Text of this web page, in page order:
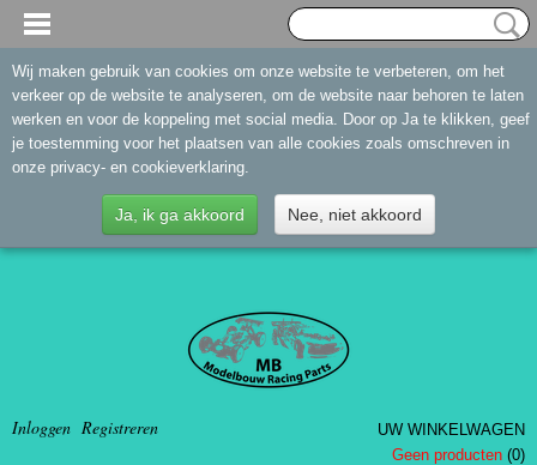
Inloggen Registreren
UW WINKELWAGEN
Geen producten (0)
Wij maken gebruik van cookies om onze website te verbeteren, om het
verkeer op de website te analyseren, om de website naar behoren te laten
werken en voor de koppeling met social media. Door op Ja te klikken, geef
je toestemming voor het plaatsen van alle cookies zoals omschreven in
onze privacy- en cookieverklaring.
Ja, ik ga akkoord Nee, niet akkoord